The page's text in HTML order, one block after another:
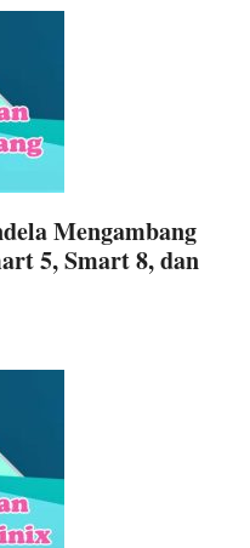
Mengambang
5, Smart 8, dan